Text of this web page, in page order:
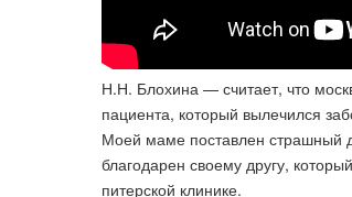
Н.Н. Блохина — считает, что
пациента, который вылечился
Моей маме поставлен страшный
благодарен своему другу,
питерской клинике.